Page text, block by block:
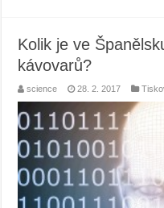
Kolik je ve
kávovarů?
science 28. 2. 2017